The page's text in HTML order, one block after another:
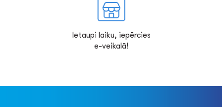
Ietaupi laiku, iepērcies
e-veikalā!